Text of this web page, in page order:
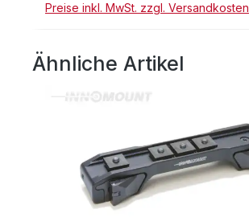
Preise inkl. MwSt. zzgl. Versandkosten
Produktgalerie überspringen
Ähnliche Artikel